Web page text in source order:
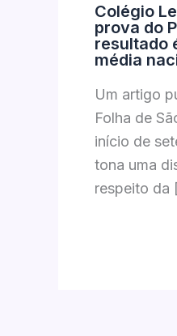
Colégio
prova do
resultado
média
Um artigo
Folha de
início de
tona uma
respeito da